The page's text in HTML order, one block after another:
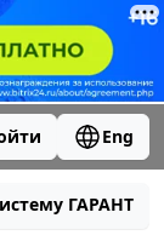
Eng
ГАРАНТ